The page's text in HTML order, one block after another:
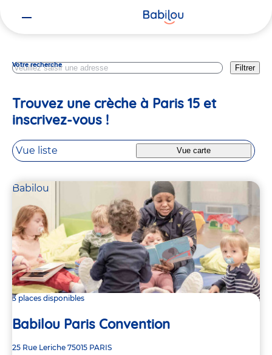
Votre recherche Filtrer
Trouvez une crèche à Paris 15 et
inscrivez-vous !
Vue liste Vue carte
Babilou
3 places disponibles
Babilou Paris Convention
Adresse
25 Rue Leriche 75015 PARIS